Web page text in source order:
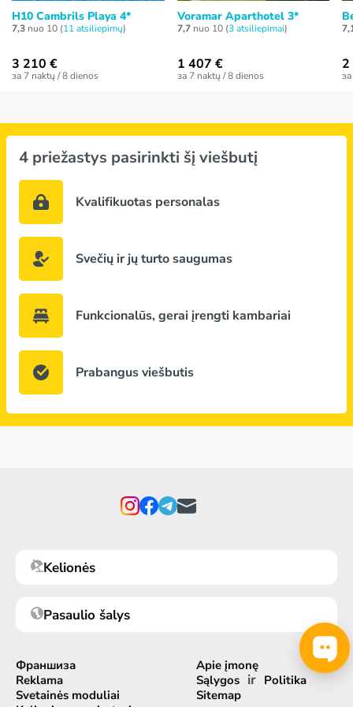
H10 Cambrils Playa 4*
7,3 nuo 10 (11 atsiliepimų)
3 210 €
за 7 naktų / 8 dienos
Voramar Aparthotel 3*
7,7nuo 10 (3 atsiliepimai)
1 407 €
за 7 naktų / 8 dienos
4 priežastys pasirinkti šį viešbutį
Kvalifikuotas personalas
Svečių ir jų turto saugumas
Funkcionalūs, gerai įrengti kambariai
Prabangus viešbutis
Kelionės
Pasaulio šalys
Франшиза
Reklama
Svetainės moduliai
Apie įmonę
Sąlygos ir Politika
Sitemap